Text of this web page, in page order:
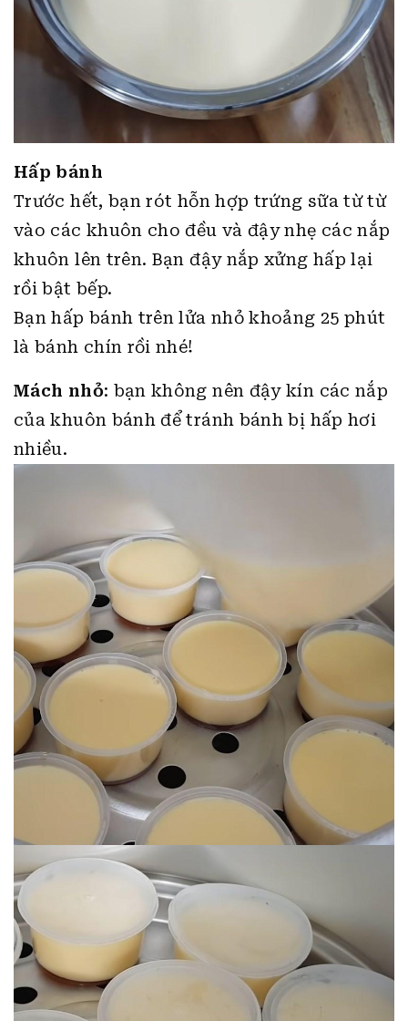
Hấp bánh
Trước hết, bạn rót hỗn hợp trứng sữa từ từ
vào các khuôn cho đều và đậy nhẹ các nắp
khuôn lên trên. Bạn đậy nắp xửng hấp lại
rồi bật bếp.
Bạn hấp bánh trên lửa nhỏ khoảng 25 phút
là bánh chín rồi nhé!
Mách nhỏ: bạn không nên đậy kín các nắp
của khuôn bánh để tránh bánh bị hấp hơi
nhiều.